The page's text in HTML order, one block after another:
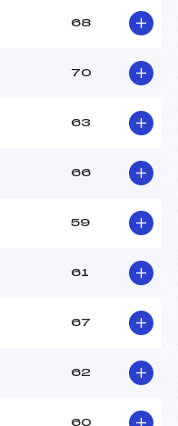
68
70
63
66
59
61
67
62
60